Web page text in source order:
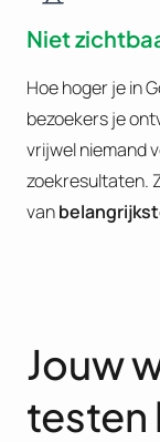
Niet
Hoe hoger je in
bezoekers je
vrijwel niemand
zoekresultaten.
van
Jouw
testen